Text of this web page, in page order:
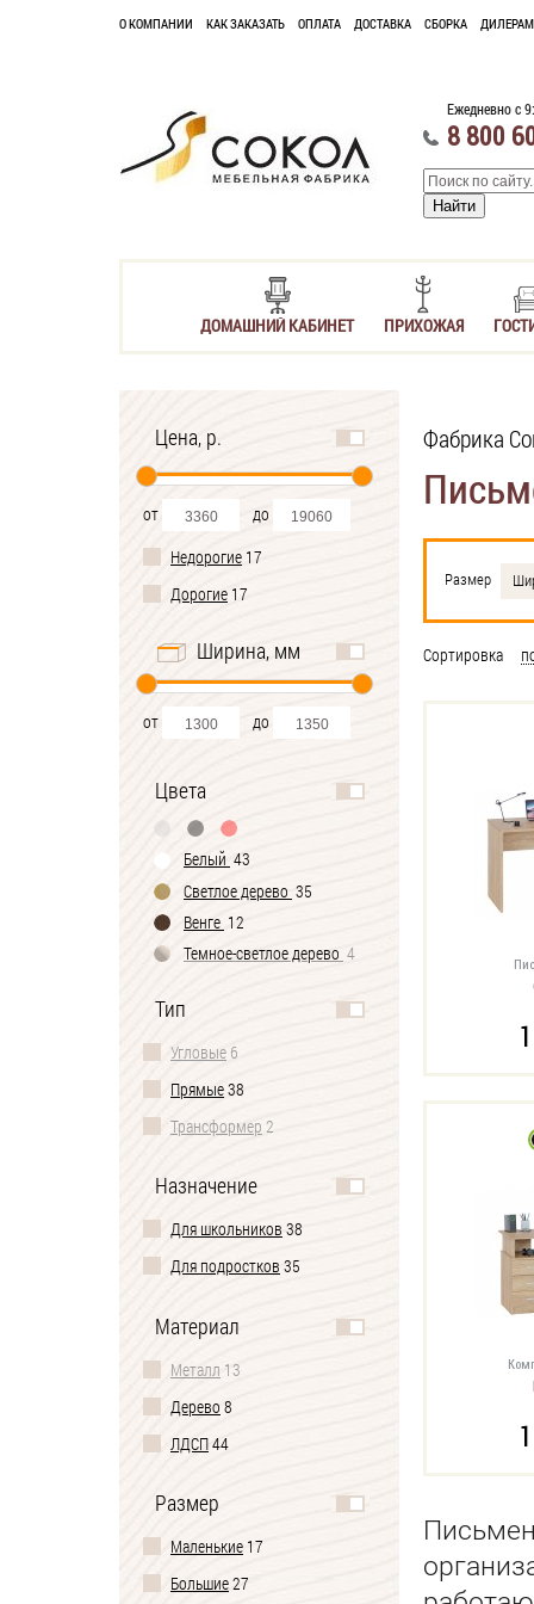
О КОМПАНИИ КАК ЗАКАЗАТЬ ОПЛАТА ДОСТАВКА СБОРКА ДИЛЕРАМ
Ежедневно с
8 800
ДОМАШНИЙ КАБИНЕТ ПРИХОЖАЯ
Цена, р.
от
до
Недорогие 17
Дорогие 17
Ширина, мм
от до
Цвета
Белый 43
Светлое дерево 35
Венге 12
Темное-cветлое дерево 4
Тип
Угловые 6
Прямые38
Трансформер 2
Назначение
Для школьников 38
Для подростков 35
Материал
Металл 13
Дерево 8
ЛДСП44
Размер
Маленькие 17
Большие27
Фабрика
Размер
Сортировка